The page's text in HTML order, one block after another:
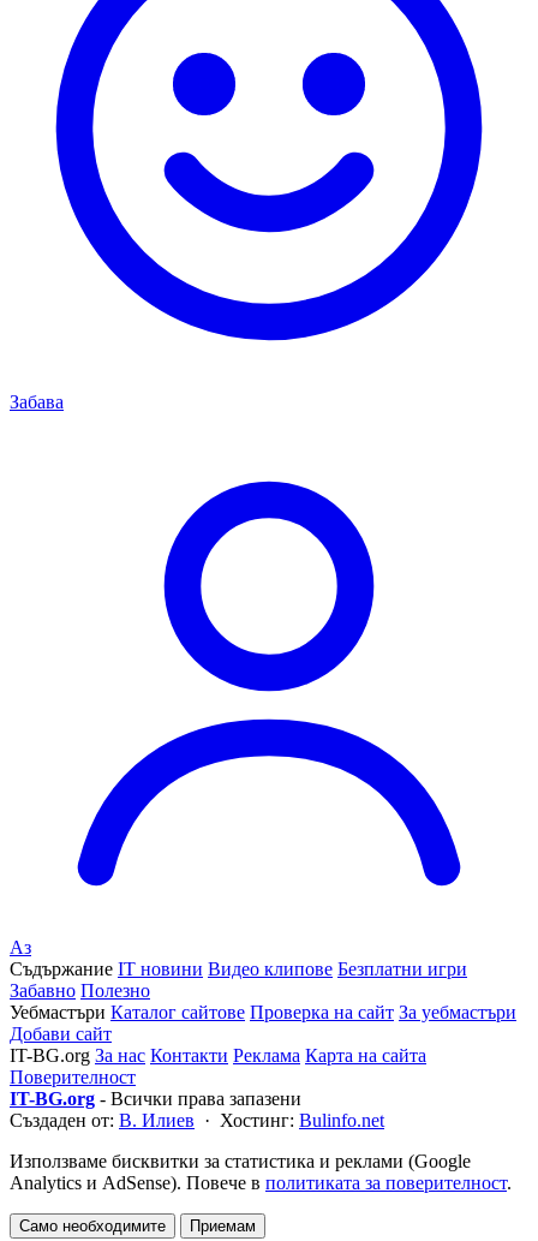
Забава
Аз
Съдържание IT новини Видео клипове Безплатни игри
Забавно Полезно
Уебмастъри Каталог сайтове Проверка на сайт За уебмастъри
Добави сайт
IT-BG.org За нас Контакти Реклама Карта на сайта
Поверителност
IT-BG.org - Всички права запазени
Създаден от: В. Илиев · Хостинг: Bulinfo.net
Използваме бисквитки за статистика и реклами (Google
Analytics и AdSense). Повече в политиката за поверителност.
Само необходимите Приемам